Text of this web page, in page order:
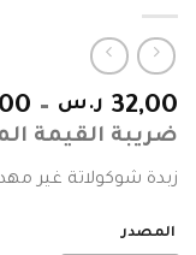
32,00 ر.س –
ضريبة القيمة
زبدة شوكولاتة غير
المصدر